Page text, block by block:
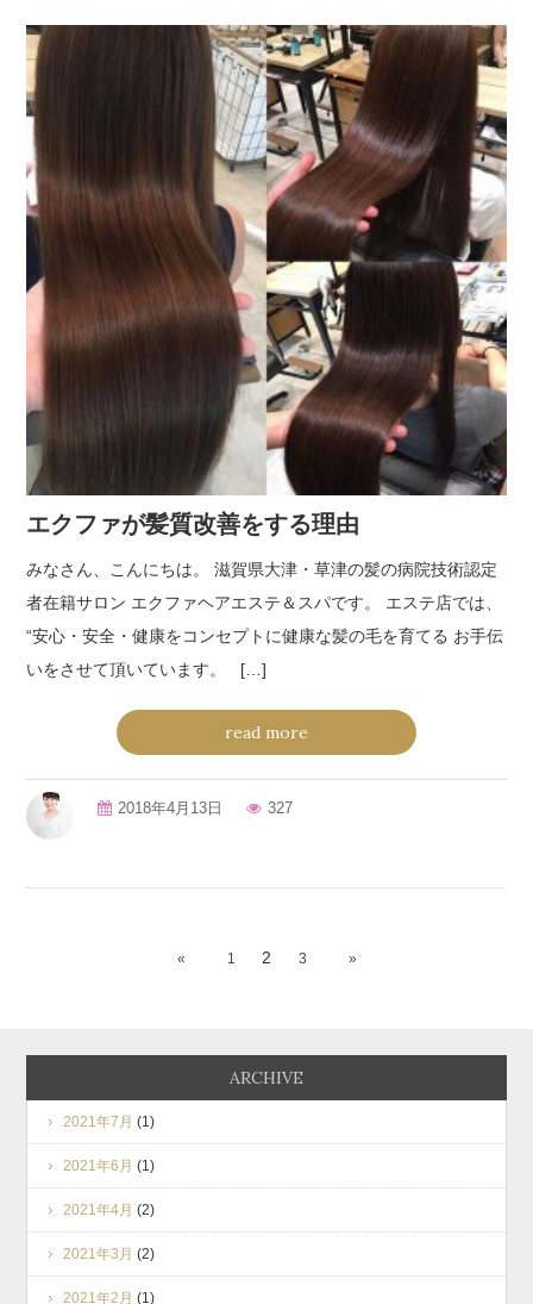
エクファが髪質改善をする理由
みなさん、こんにちは。 滋賀県大津・草津の髪の病院技術認定
者在籍サロン エクファヘアエステ＆スパです。 エステ店では、
“安心・安全・健康をコンセプトに健康な髪の毛を育てる お手伝
いをさせて頂いています。 […]
read more
2018年4月13日 327
« 1 2 3 »
ARCHIVE
2021年7月 (1)
2021年6月 (1)
2021年4月 (2)
2021年3月 (2)
2021年2月 (1)